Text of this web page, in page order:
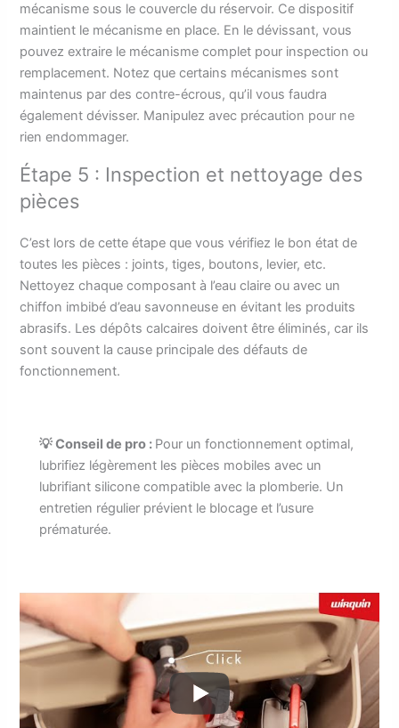
mécanisme sous le couvercle du réservoir. Ce dispositif
maintient le mécanisme en place. En le dévissant, vous
pouvez extraire le mécanisme complet pour inspection ou
remplacement. Notez que certains mécanismes sont
maintenus par des contre-écrous, qu’il vous faudra
également dévisser. Manipulez avec précaution pour ne
rien endommager.
Étape 5 : Inspection et nettoyage des
pièces
C’est lors de cette étape que vous vérifiez le bon état de
toutes les pièces : joints, tiges, boutons, levier, etc.
Nettoyez chaque composant à l’eau claire ou avec un
chiffon imbibé d’eau savonneuse en évitant les produits
abrasifs. Les dépôts calcaires doivent être éliminés, car ils
sont souvent la cause principale des défauts de
fonctionnement.
💡 Conseil de pro : Pour un fonctionnement optimal,
lubrifiez légèrement les pièces mobiles avec un
lubrifiant silicone compatible avec la plomberie. Un
entretien régulier prévient le blocage et l’usure
prématurée.